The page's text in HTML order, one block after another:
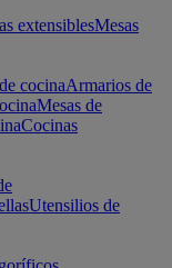
extensiblesMesas
cocinaArmarios de
Mesas de
Cocinas
Utensilios de